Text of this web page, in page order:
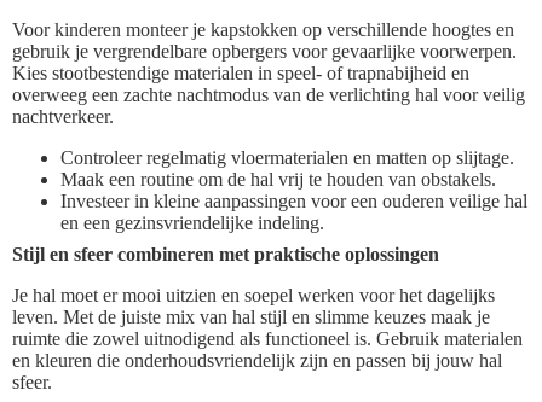
Voor kinderen monteer je kapstokken op verschillende hoogtes en
gebruik je vergrendelbare opbergers voor gevaarlijke voorwerpen.
Kies stootbestendige materialen in speel- of trapnabijheid en
overweeg een zachte nachtmodus van de verlichting hal voor veilig
nachtverkeer.
Controleer regelmatig vloermaterialen en matten op slijtage.
Maak een routine om de hal vrij te houden van obstakels.
Investeer in kleine aanpassingen voor een ouderen veilige hal
en een gezinsvriendelijke indeling.
Stijl en sfeer combineren met praktische oplossingen
Je hal moet er mooi uitzien en soepel werken voor het dagelijks
leven. Met de juiste mix van hal stijl en slimme keuzes maak je
ruimte die zowel uitnodigend als functioneel is. Gebruik materialen
en kleuren die onderhoudsvriendelijk zijn en passen bij jouw hal
sfeer.